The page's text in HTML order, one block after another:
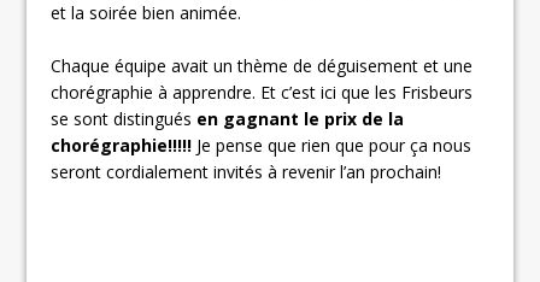
et la soirée bien animée.
Chaque équipe avait un thème de déguisement et une
chorégraphie à apprendre. Et c’est ici que les Frisbeurs
se sont distingués en gagnant le prix de la
chorégraphie!!!!! Je pense que rien que pour ça nous
seront cordialement invités à revenir l’an prochain!